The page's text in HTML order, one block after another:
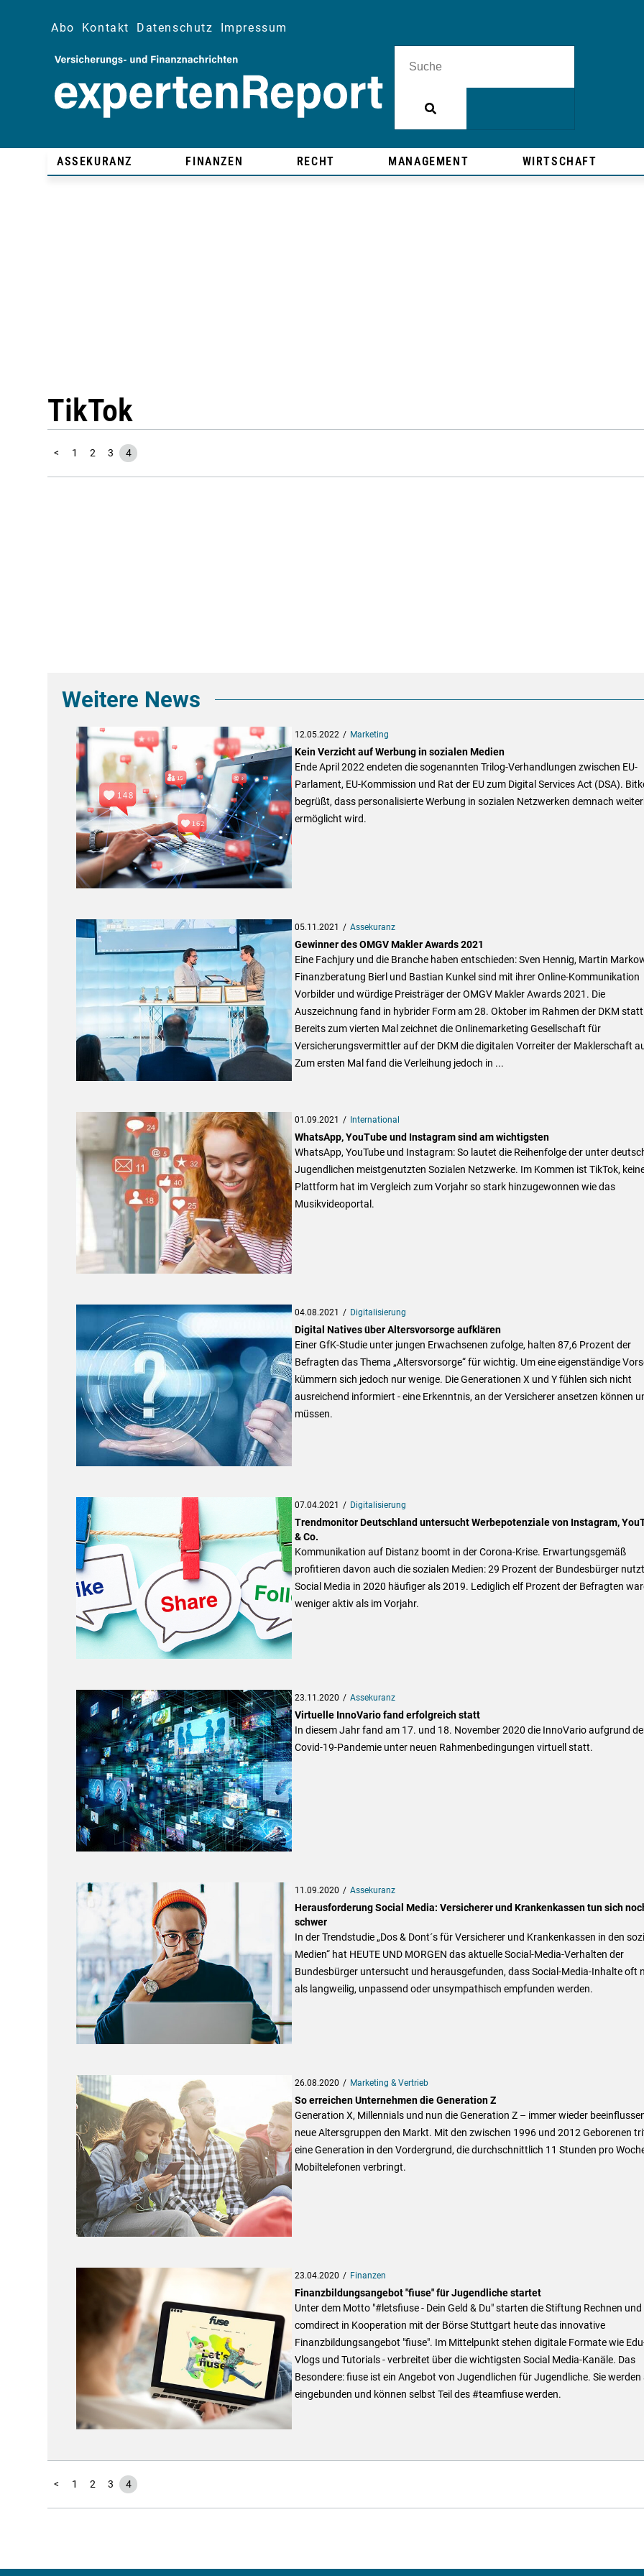
Abo Kontakt Datenschutz Impressum
ASSEKURANZ FINANZEN RECHT MANAGEMENT WIRTSCHAFT
TikTok
< 1 2 3 4
Weitere News
12.05.2022 Marketing
Kein Verzicht auf Werbung in sozialen Medien
Ende April 2022 endeten die sogenannten Trilog-Verhandlungen zwischen EU-
Parlament, EU-Kommission und Rat der EU zum Digital Services Act (DSA).
begrüßt, dass personalisierte Werbung in sozialen Netzwerken demnach
ermöglicht wird.
05.11.2021 Assekuranz
Gewinner des OMGV Makler Awards 2021
Eine Fachjury und die Branche haben entschieden: Sven Hennig, Martin
Finanzberatung Bierl und Bastian Kunkel sind mit ihrer Online-Kommunikation
Vorbilder und würdige Preisträger der OMGV Makler Awards 2021. Die
Auszeichnung fand in hybrider Form am 28. Oktober im Rahmen der DKM
Bereits zum vierten Mal zeichnet die Onlinemarketing Gesellschaft für
Versicherungsvermittler auf der DKM die digitalen Vorreiter der Maklerschaft
Zum ersten Mal fand die Verleihung jedoch in ...
01.09.2021 International
WhatsApp, YouTube und Instagram sind am wichtigsten
WhatsApp, YouTube und Instagram: So lautet die Reihenfolge der unter
Jugendlichen meistgenutzten Sozialen Netzwerke. Im Kommen ist TikTok,
Plattform hat im Vergleich zum Vorjahr so stark hinzugewonnen wie das
Musikvideoportal.
04.08.2021 Digitalisierung
Digital Natives über Altersvorsorge aufklären
Einer GfK-Studie unter jungen Erwachsenen zufolge, halten 87,6 Prozent der
Befragten das Thema „Altersvorsorge“ für wichtig. Um eine eigenständige
kümmern sich jedoch nur wenige. Die Generationen X und Y fühlen sich nicht
ausreichend informiert - eine Erkenntnis, an der Versicherer ansetzen können
müssen.
07.04.2021 Digitalisierung
Trendmonitor Deutschland untersucht Werbepotenziale von Instagram,
& Co.
Kommunikation auf Distanz boomt in der Corona-Krise. Erwartungsgemäß
profitieren davon auch die sozialen Medien: 29 Prozent der Bundesbürger
Social Media in 2020 häufiger als 2019. Lediglich elf Prozent der Befragten
weniger aktiv als im Vorjahr.
23.11.2020 Assekuranz
Virtuelle InnoVario fand erfolgreich statt
In diesem Jahr fand am 17. und 18. November 2020 die InnoVario aufgrund
Covid-19-Pandemie unter neuen Rahmenbedingungen virtuell statt.
11.09.2020 Assekuranz
Herausforderung Social Media: Versicherer und Krankenkassen tun sich
schwer
In der Trendstudie „Dos & Dont´s für Versicherer und Krankenkassen in den
Medien“ hat HEUTE UND MORGEN das aktuelle Social-Media-Verhalten der
Bundesbürger untersucht und herausgefunden, dass Social-Media-Inhalte oft
als langweilig, unpassend oder unsympathisch empfunden werden.
26.08.2020 Marketing & Vertrieb
So erreichen Unternehmen die Generation Z
Generation X, Millennials und nun die Generation Z – immer wieder
neue Altersgruppen den Markt. Mit den zwischen 1996 und 2012 Geborenen
eine Generation in den Vordergrund, die durchschnittlich 11 Stunden pro
Mobiltelefonen verbringt.
23.04.2020 Finanzen
Finanzbildungsangebot "fiuse" für Jugendliche startet
Unter dem Motto "#letsfiuse - Dein Geld & Du" starten die Stiftung Rechnen und
comdirect in Kooperation mit der Börse Stuttgart heute das innovative
Finanzbildungsangebot "fiuse". Im Mittelpunkt stehen digitale Formate wie
Vlogs und Tutorials - verbreitet über die wichtigsten Social Media-Kanäle. Das
Besondere: fiuse ist ein Angebot von Jugendlichen für Jugendliche. Sie werden
eingebunden und können selbst Teil des #teamfiuse werden.
< 1 2 3 4